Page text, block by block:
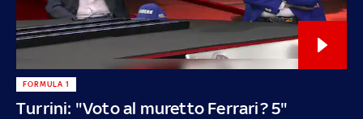
Turrini: "Voto al muretto Ferrari? 5"
FORMULA 1